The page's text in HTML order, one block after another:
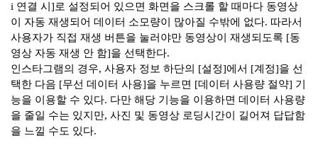
i 연결 시 ]로 설정되어 있으면 화면을 스크롤 할 때마다 동영상
이 자동 재생되어 데이터 소모량이 많아질 수밖에 없다. 따라서
사용자가 직접 재생 버튼을 눌러야만 동영상이 재생되도록 [동
영상 자동 재생 안 함]을 선택한다.
인스타그램의 경우, 사용자 정보 하단의 [설정]에서 [계정]을 선
택한 다음 [무선 데이터 사용]을 누르면 [데이터 사용량 절약] 기
능을 이용할 수 있다. 다만 해당 기능을 이용하면 데이터 사용량
을 줄일 수는 있지만, 사진 및 동영상 로딩시간이
길어져 답답함
을 느낄 수도 있다.